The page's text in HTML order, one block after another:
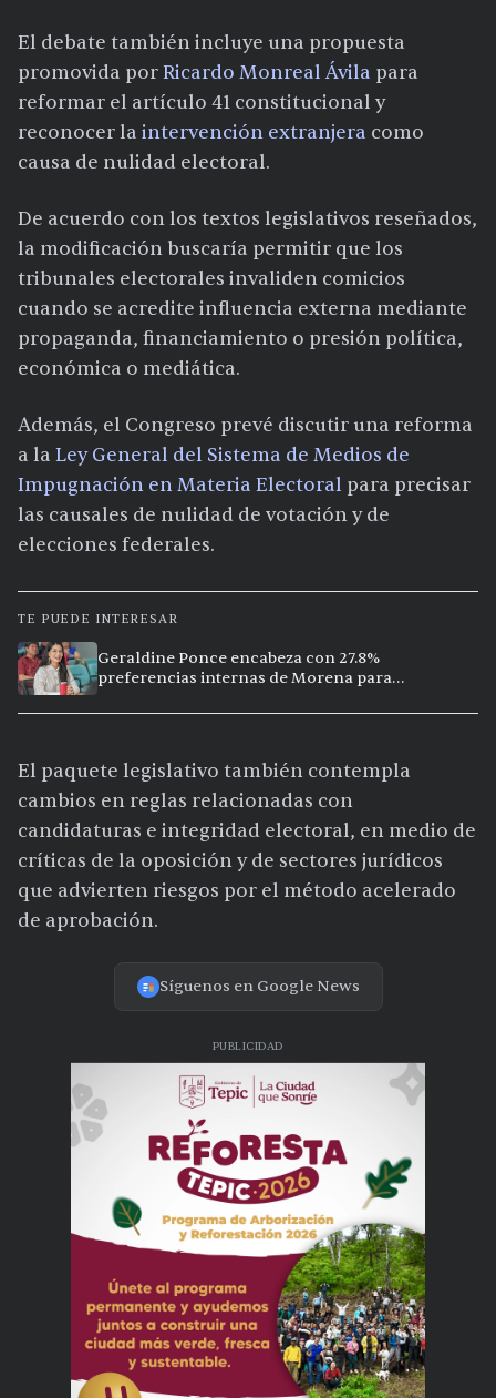
El debate también incluye una propuesta
promovida porRicardo Monreal Ávila para
reformar el artículo 41 constitucional y
reconocer la intervención extranjera como
causa de nulidad electoral.
De acuerdo con los textos legislativos reseñados,
la modificación buscaría permitir que los
tribunales electorales invaliden comicios
cuando se acredite influencia externa mediante
propaganda, financiamiento o presión política,
económica o mediática.
Además, el Congreso prevé discutir una reforma
a la Ley General del Sistema de Medios de
Impugnación en Materia Electoral para precisar
las causales de nulidad de votación y de
elecciones federales.
TE PUEDE INTERESAR
Geraldine Ponce encabeza con 27.8%
preferencias internas de Morena para
El paquete legislativo también contempla
cambios en reglas relacionadas con
candidaturas e integridad electoral, en medio de
críticas de la oposición y de sectores jurídicos
que advierten riesgos por el método acelerado
de aprobación.
Síguenos en Google News
PUBLICIDAD